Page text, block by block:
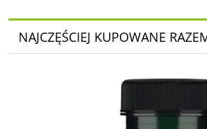
NAJCZĘŚCIEJ KUPOWANE